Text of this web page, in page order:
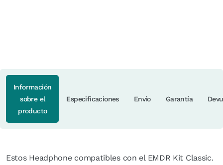
Información
sobre el
producto
Especificaciones Envío Garantía
Estos Headphone compatibles con el EMDR Kit Classic.